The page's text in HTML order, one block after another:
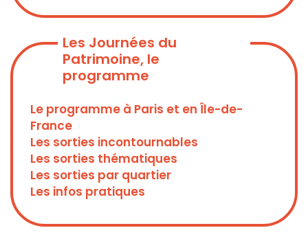
Les Journées du
Patrimoine, le
programme
Le programme à Paris et en Île-de-
France
Les sorties incontournables
Les sorties thématiques
Les sorties par quartier
Les infos pratiques